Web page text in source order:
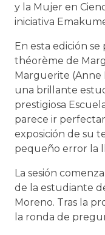
y la Mujer en
iniciativa
En esta edición
théorème de
Marguerite (Anne
una brillante
prestigiosa
parece ir
exposición de su
pequeño error la
La sesión
de la estudiante
Moreno. Tras la
la ronda de